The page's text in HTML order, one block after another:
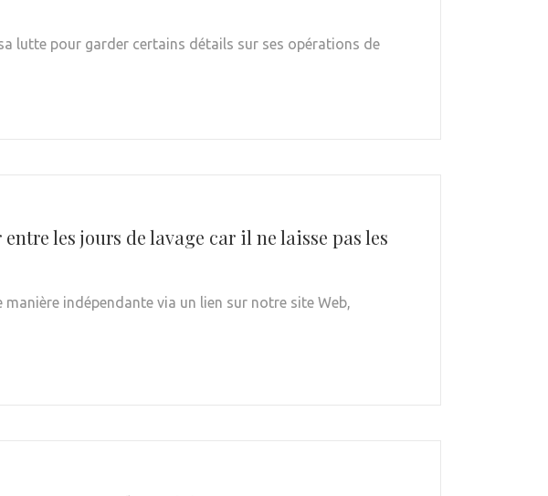
lutte pour garder certains détails sur ses opérations de
les jours de lavage car il ne laisse pas les
indépendante via un lien sur notre site Web,